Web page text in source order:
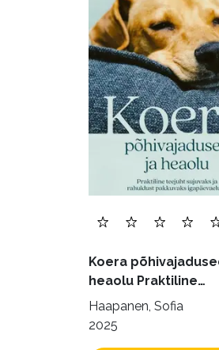
Õppekirjandus (48)
Koera
heaolu Praktiline
käsiraamat sujuvaks
rahuldust pakkuvaks
Haapanen, Sofia
2025